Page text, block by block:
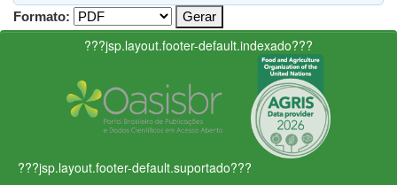
Formato:
???jsp.layout.footer-default.indexado???
???jsp.layout.footer-default.suportado???